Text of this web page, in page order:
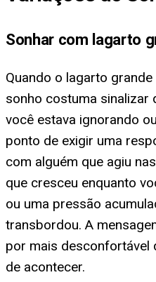
Sonhar com lagarto
Quando o lagarto
sonho costuma sinalizar
você estava ignorando
ponto de exigir uma
com alguém que agiu
que cresceu enquanto
ou uma pressão
transbordou. A
por mais desconfortável
de acontecer.